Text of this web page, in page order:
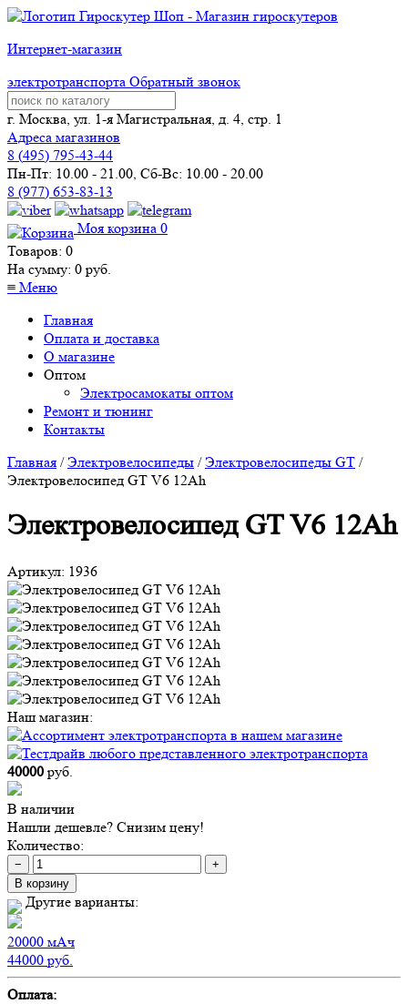
Интернет-магазин
электротранспорта Обратный звонок
г. Москва, ул. 1-я Магистральная, д. 4, стр. 1
Адреса магазинов
8 (495) 795-43-44
Пн-Пт: 10.00 - 21.00, Сб-Вс: 10.00 - 20.00
8 (977) 653-83-13
Моя корзина 0
Товаров: 0
На сумму: 0 руб.
≡ Меню
Главная
Оплата и доставка
О магазине
Оптом
Электросамокаты оптом
Ремонт и тюнинг
Контакты
Главная /Электровелосипеды /Электровелосипеды GT /
Электровелосипед GT V6 12Ah
Электровелосипед GT V6 12Ah
Артикул: 1936
Наш магазин:
40000 руб.
В наличии
Нашли дешевле? Снизим цену!
Количество:
−
+
В корзину
Другие варианты:
20000 мАч
44000 руб.
Оплата: